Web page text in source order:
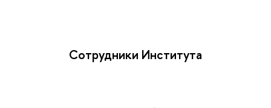
Сотрудники Института